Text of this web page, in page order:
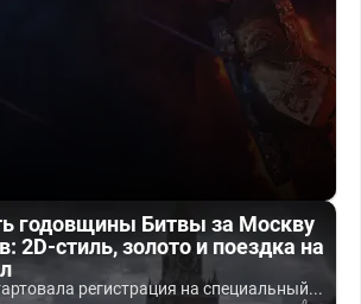
годовщины Битвы за Москву
2D-стиль, золото и поездка на
регистрация на специальный...